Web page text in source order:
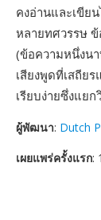
คงอ่านและเขีย
หลายทศวรรษ
(ข้อความหนึ่งน
เสียงพูดที่เสถีย
เรียบง่ายซึ่งแย
ผู้พัฒนา: Dutch
เผยแพร่ครั้งแรก: